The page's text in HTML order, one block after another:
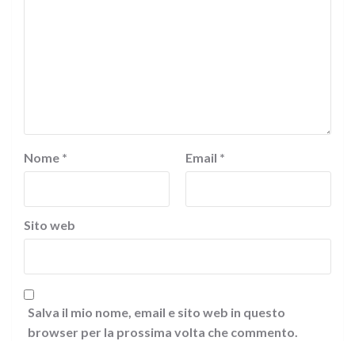
Nome * Email *
Sito web
Salva il mio nome, email e sito web in questo
browser per la prossima volta che commento.